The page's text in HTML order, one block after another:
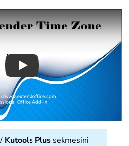
Play
/ Kutools Plus sekmesini